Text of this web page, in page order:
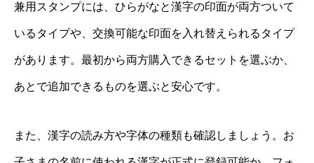
兼用スタンプには、ひらがなと漢字の印面が両方ついて
いるタイプや、交換可能な印面を入れ替えられるタイプ
があります。最初から両方購入できるセットを選ぶか、
あとで追加できるものを選ぶと安心です。
また、漢字の読み方や字体の種類も確認しましょう。お